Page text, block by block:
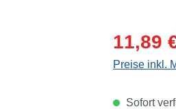
11,89
Preise inkl.
Sofort